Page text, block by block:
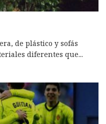
de plástico y sofás
diferentes que...